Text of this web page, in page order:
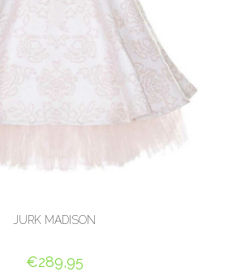
JURK MADISON
€289,95